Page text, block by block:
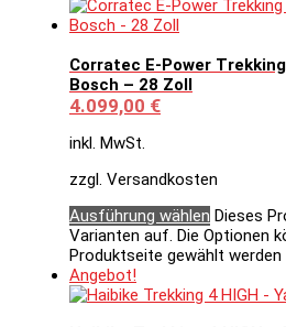
Corratec E-Power
Bosch – 28 Zoll
4.099,00 €
inkl. MwSt.
zzgl. Versandkosten
Ausführung wählen Dieses
Varianten auf. Die Optionen
Produktseite gewählt werden
Angebot!